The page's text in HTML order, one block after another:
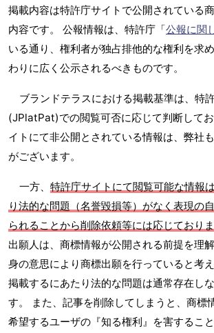
掲載内容は特許庁サイトで公開されている
内容です。 公報情報は、特許庁「公報に関
いる通り、権利者が独占排他的な権利を求
わりに広く公示されるべきものです。
ブランドテラスにおける掲載基準は、特
(JPlatPat)での閲覧可否に応じて判断して
イトにて非公開とされている情報は、弊社
がございます。
一方、 特許庁サイトにて閲覧可能な情報
り法的な問題（名誉毀損等）がなく表現の
られることから削除依頼等には応じており
出願人は、商標情報が公開される前提を理
身の意思により商標出願を行っていると考
掲載するにあたり法的な問題は通常存在し
す。 また、記事を削除してしまうと、商標
希望するユーザの『知る権利』を害するこ